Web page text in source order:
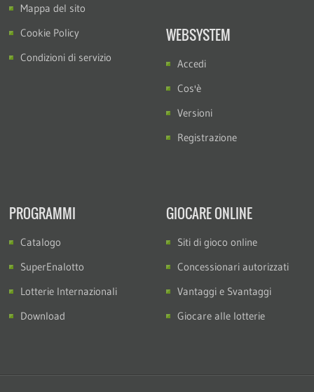
Mappa del sito
Cookie Policy
Condizioni di servizio
WEBSYSTEM
Accedi
Cos'è
Versioni
Registrazione
PROGRAMMI
Catalogo
SuperEnalotto
Lotterie Internazionali
Download
GIOCARE ONLINE
Siti di gioco online
Concessionari autorizzati
Vantaggi e Svantaggi
Giocare alle lotterie